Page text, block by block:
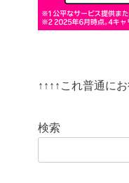
↑↑↑↑これ普通に
検索